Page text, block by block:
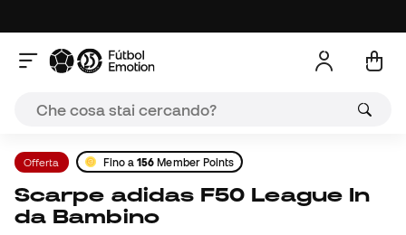
Offerta Fino a156 Member Points
Scarpe adidas F50 League In
da Bambino